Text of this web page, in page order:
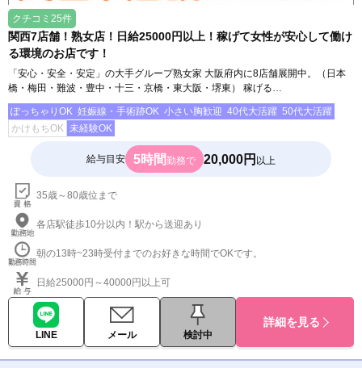
クチコミ25件
関西7店舗！熟女店！日給25000円以上！稼げて女性が安心して働け
る環境のお店です！
「安心・安全・安定」の大手グループ熟女家 大阪府内に8店舗展開中。（日本
橋・梅田・難波・豊中・十三・京橋・東大阪・堺東） 稼げる…
ぽっちゃりOK 妊娠線・手術跡OK 小さい胸歓迎 40代大活躍 50代大活躍
かけもちOK 未経験OK
給与目安 5時間勤務で 20,000円 以上
35歳～80歳位まで
各店駅徒歩10分以内！駅から送迎あり
朝の13時~23時受付までのお好きな時間でOKです。
日給25000円～40000円以上可
LINE メール 検討中
詳細を見る